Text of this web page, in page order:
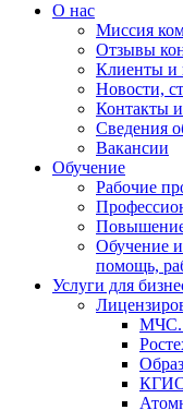
О нас
Миссия
Отзывы
Клиенты и
Новости,
Контакты
Сведения
Вакансии
Обучение
Рабочие
Обучение и
помощь,
Услуги для
МЧС.